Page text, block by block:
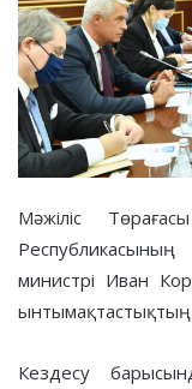
Мәжіліс
министрі Иван
ынтымақтастықтың
Кездесу